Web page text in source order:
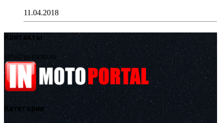
11.04.2018
Контакты
info@in-moto.ru
Категории